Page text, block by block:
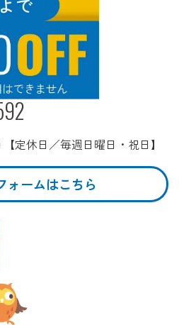
定休日／毎週日曜日・祝日】
ォームはこちら